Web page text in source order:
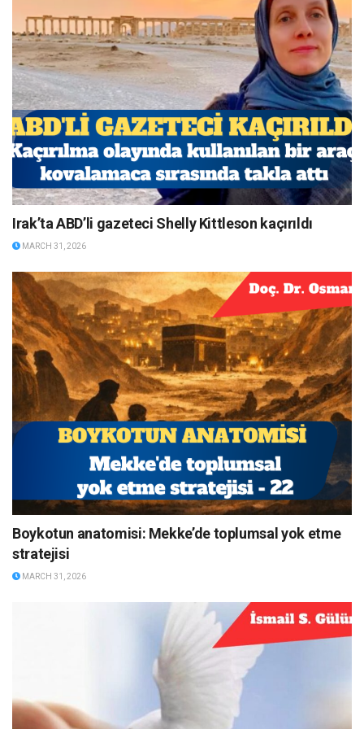
Irak’ta ABD’li gazeteci Shelly Kittleson kaçırıldı
MARCH 31, 2026
Boykotun anatomisi: Mekke’de toplumsal yok etme
stratejisi
MARCH 31, 2026